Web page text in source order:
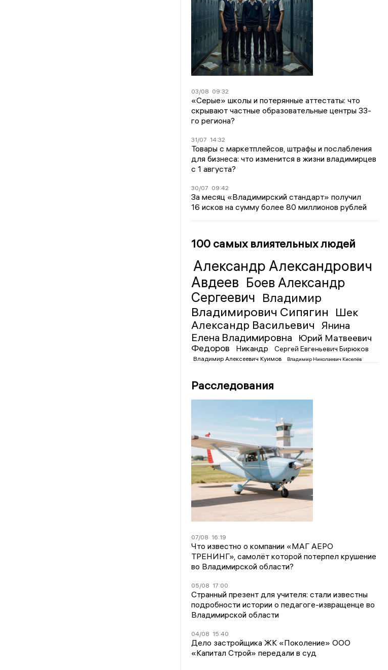
03/08 09:32
«Серые» школы и потерянные аттестаты: что
скрывают частные образовательные центры 33-
го региона?
31/07 14:32
Товары с маркетплейсов, штрафы и послабления
для бизнеса: что изменится в жизни владимирцев
с 1 августа?
30/07 09:42
За месяц «Владимирский стандарт» получил
16 исков на сумму более 80 миллионов рублей
100 самых влиятельных людей
Александр Александрович
Авдеев Боев Александр
Сергеевич Владимир
Владимирович Сипягин Шек
Александр Васильевич
Янина
Елена Владимировна
Юрий Матвеевич
Федоров
Никандр Сергей Евгеньевич Бирюков
Владимир Алексеевич Куимов Владимир Николаевич Киселёв
Расследования
07/08 16:19
Что известно о компании «МАГ АЕРО
ТРЕНИНГ», самолёт которой потерпел крушение
во Владимирской области?
05/08 17:00
Странный презент для учителя: стали известны
подробности истории о педагоге-извращенце во
Владимирской области
04/08 15:40
Дело застройщика ЖК «Поколение» ООО
«Капитал Строй» передали в суд